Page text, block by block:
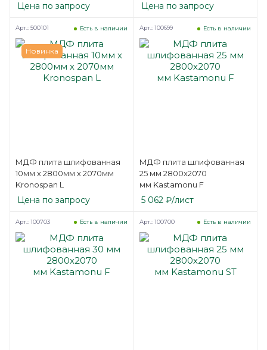
Цена по запросу Цена по запросу
Новинка
МДФ плита шлифованная
10мм х 2800мм х 2070мм
Kronospan L
Есть в наличии
Арт.: 500101
Цена по запросу
МДФ плита шлифованная
25 мм 2800х2070
мм Kastamonu F
Есть в наличии
Арт.: 100699
5 062 ₽/лист
Есть в наличии
Арт.: 100703 Есть в наличии
Арт.: 100700